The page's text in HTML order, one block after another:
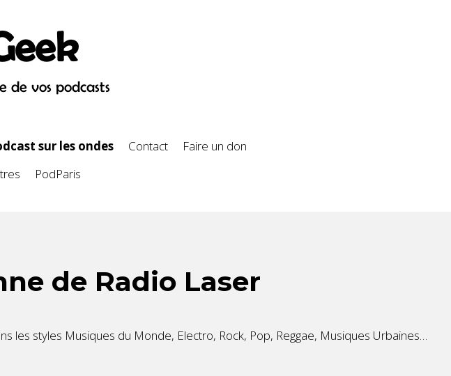
de vos podcasts
sur les ondes Contact
Faire un don
PodParis
de Radio Laser
styles Musiques du Monde, Electro, Rock, Pop, Reggae, Musiques Urbaines…